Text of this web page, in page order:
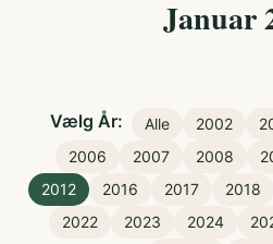
Januar
Vælg År: Alle 2002
2006
2007 2008
2012
2016 2017 2018
2022
2023 2024